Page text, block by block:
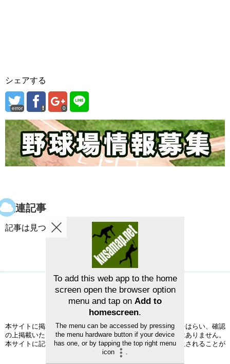
シェアする
error 0
関連記事
記事は見つかりませんでした。
草野球グラウンドマップ お問い合せ
草野球グラウンドマップ
本サイトに掲載された情報の正確性については、充分注意をはらい、確認
の上掲載いたしますが、完全性、正確性を保証するものではありません。
本サイトに記載されている事項は、予告なく変更または廃止されることが
ありますので、予めご了承ください。
To add this web app to the home
screen open the browser option
menu and tap on Add to
homescreen.
The menu can be accessed by pressing
the menu hardware button if your device
has one, or by tapping the top right menu
icon
.